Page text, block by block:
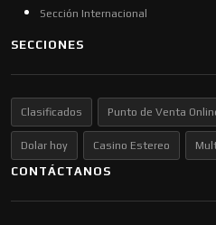
Sección Internacional
SECCIONES
Clasificados Punto de Venta
Dolar hoy Casino Estereo
CONTÁCTANOS